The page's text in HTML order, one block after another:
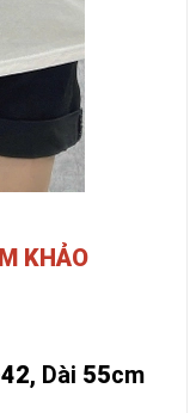
KHẢO
42, Dài 55cm